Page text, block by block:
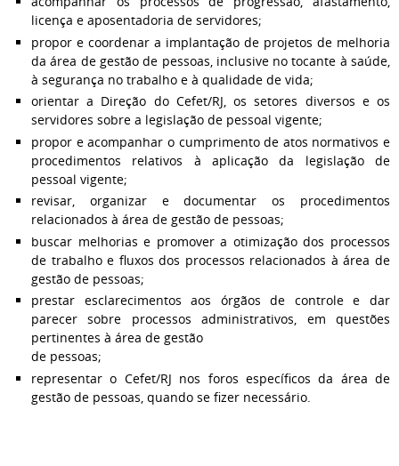
licença e aposentadoria de servidores;
propor e coordenar a implantação de projetos de melhoria
da área de gestão de pessoas, inclusive no tocante à saúde,
à segurança no trabalho e à qualidade de vida;
orientar a Direção do Cefet/RJ, os setores diversos e os
servidores sobre a legislação de pessoal vigente;
propor e acompanhar o cumprimento de atos normativos e
procedimentos relativos à aplicação da legislação de
pessoal vigente;
revisar, organizar e documentar os procedimentos
relacionados à área de gestão de pessoas;
buscar melhorias e promover a otimização dos processos
de trabalho e fluxos dos processos relacionados à área de
gestão de pessoas;
prestar esclarecimentos aos órgãos de controle e dar
parecer sobre processos administrativos, em questões
pertinentes à área de gestão
de pessoas;
representar o Cefet/RJ nos foros específicos da área de
gestão de pessoas, quando se fizer necessário.